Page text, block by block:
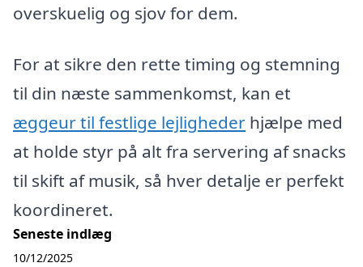
overskuelig og sjov for dem.
For at sikre den rette timing og stemning
til din næste sammenkomst, kan et
æggeur til festlige lejligheder hjælpe med
at holde styr på alt fra servering af snacks
til skift af musik, så hver detalje er perfekt
koordineret.
Seneste indlæg
10/12/2025